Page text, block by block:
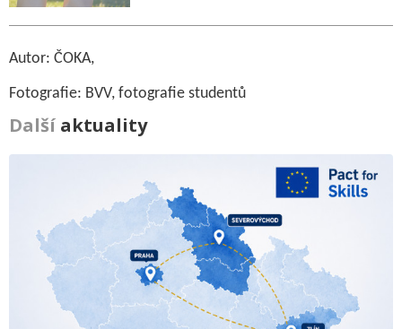
Autor: ČOKA,
Fotografie: BVV, fotografie studentů
Další aktuality